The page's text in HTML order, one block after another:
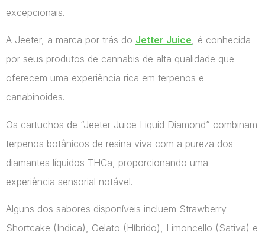
excepcionais.
A Jeeter, a marca por trás do Jetter Juice, é conhecida
por seus produtos de cannabis de alta qualidade que
oferecem uma experiência rica em terpenos e
canabinoides.
Os cartuchos de “Jeeter Juice Liquid Diamond” combinam
terpenos botânicos de resina viva com a pureza dos
diamantes líquidos THCa, proporcionando uma
experiência sensorial notável.
Alguns dos sabores disponíveis incluem Strawberry
Shortcake (Indica), Gelato (Híbrido), Limoncello (Sativa) e